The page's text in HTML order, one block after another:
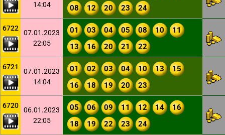
14:04
08
12 20 23 24
6722
07.01.2023
22:05
01 03 04 05 08 10
11
13
16 20 21 22
6721
07.01.2023
14:04
01 02 03 04 10 13
15
16
18 19 20 23
6720
06.01.2023
22:05
05 06 09 11 12 14
16
18
19 22 23 24